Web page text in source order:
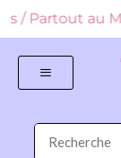
/ Partout au